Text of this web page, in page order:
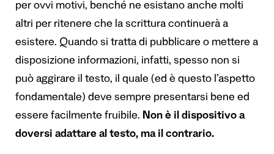
per ovvi motivi, benché ne esistano anche molti
altri per ritenere che la scrittura continuerà a
esistere. Quando si tratta di pubblicare o mettere a
disposizione informazioni, infatti, spesso non si
può aggirare il testo, il quale (ed è questo l’aspetto
fondamentale) deve sempre presentarsi bene ed
essere facilmente fruibile. Non è il dispositivo a
doversi adattare al testo, ma il contrario.